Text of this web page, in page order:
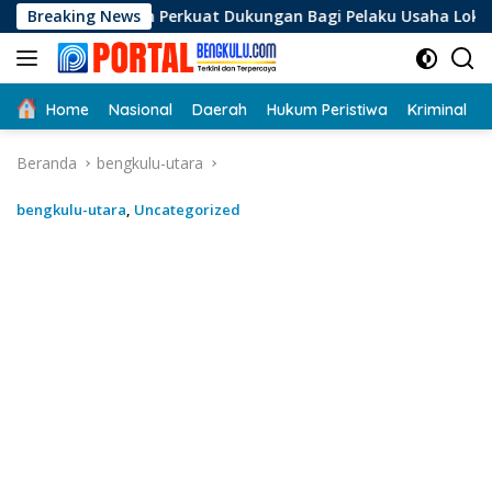
Langsung
ke
konten
Breaking News
Dukungan Bagi Pelaku Usaha Lokal di Bengkulu
Home Nasional Daerah Hukum Peristiwa Kriminal
Beranda bengkulu-utara
bengkulu-utara, Uncategorized